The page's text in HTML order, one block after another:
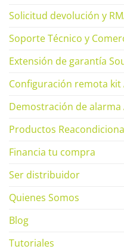
Solicitud devolución y
Soporte Técnico y
Extensión de garantía
Configuración remota kit
Demostración de alarma
Productos
Financia tu compra
Ser distribuidor
Quienes Somos
Blog
Tutoriales